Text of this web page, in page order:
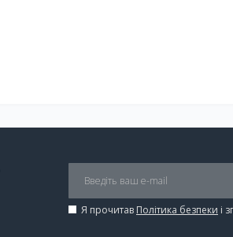
Я прочитав Політика безпеки і